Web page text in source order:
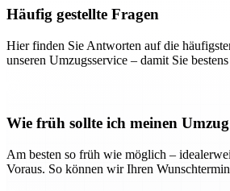
Häufig gestellte Fragen
Hier finden Sie Antworten auf die
unseren Umzugsservice – damit Sie
Wie früh sollte ich meinen
Am besten so früh wie möglich –
Voraus. So können wir Ihren